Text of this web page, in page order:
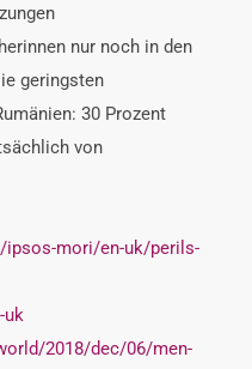
nur noch in den
geringsten
30 Prozent
von
mori/en-uk/perils-
uk
2018/dec/06/men-